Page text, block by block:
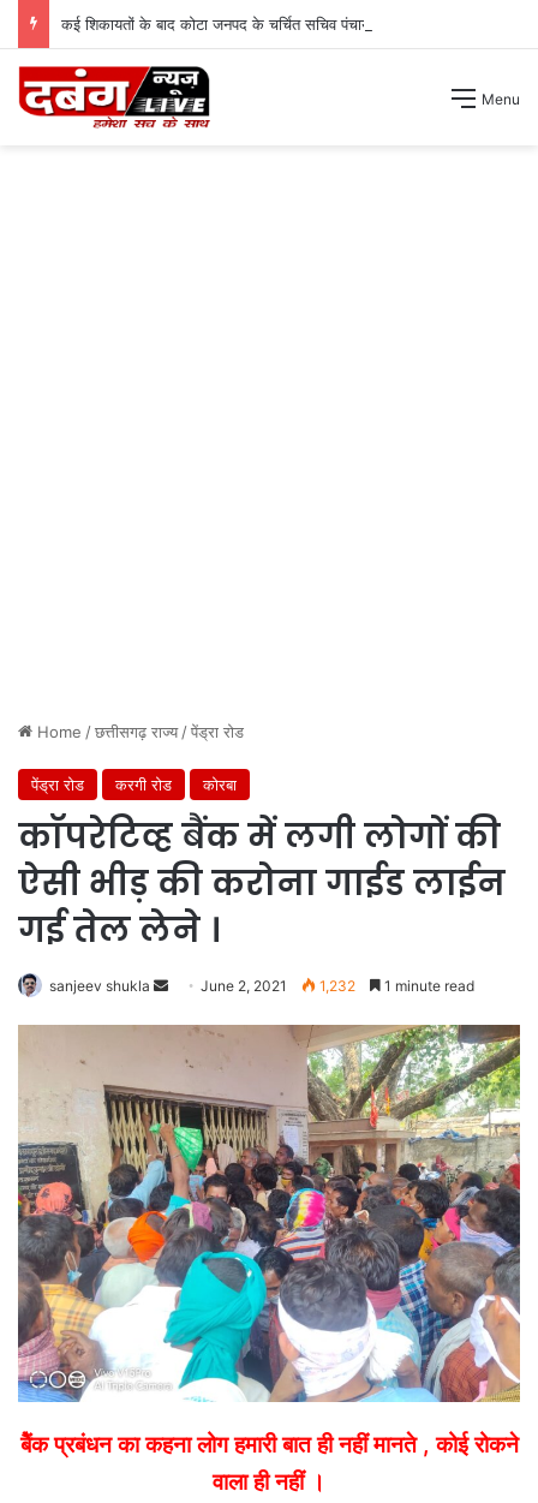
कई शिकायतों के बाद कोटा जनपद के चर्चित सचिव पंचायत से हटाए गए ।
Menu
Home /छत्तीसगढ़ राज्य/पेंड्रा रोड
पेंड्रा रोड करगी रोड कोरबा
काॅपरेटिव्ह बैंक में लगी लोगों की
ऐसी भीड़ की करोना गाईड लाईन
गई तेल लेने ।
sanjeev shukla
SendJune 2, 2021 1,232 1 minute read
बेैंक प्रबंधन का कहना लोग हमारी बात ही नहीं मानते , कोई रोकने
वाला ही नहीं ।